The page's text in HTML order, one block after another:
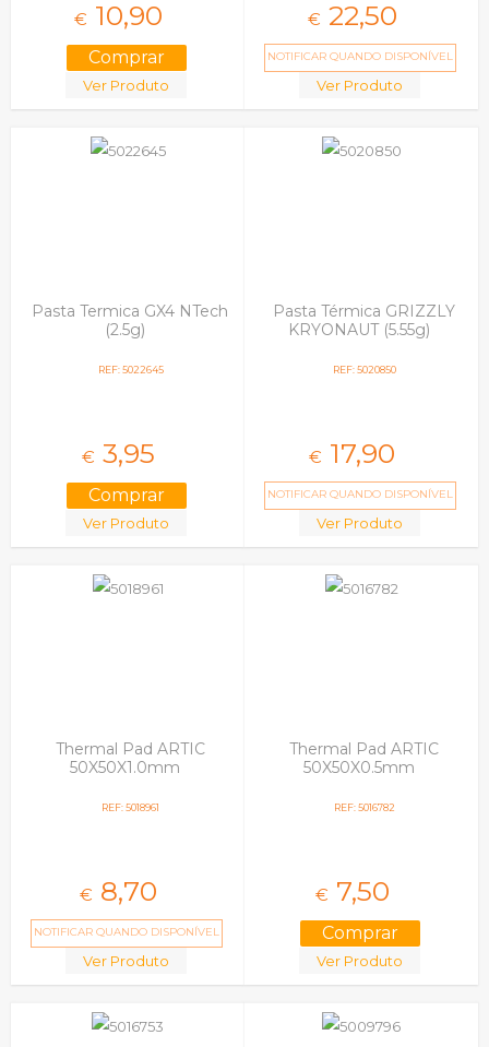
€ 10,90
Ver Produto
€ 22,50
NOTIFICAR QUANDO DISPONÍVEL
Ver Produto
Pasta Termica GX4 NTech
(2.5g)
REF: 5022645
€ 3,95
Ver Produto
Pasta Térmica GRIZZLY
KRYONAUT (5.55g)
REF: 5020850
€ 17,90
NOTIFICAR QUANDO DISPONÍVEL
Ver Produto
Thermal Pad ARTIC
50X50X1.0mm
REF: 5018961
€ 8,70
NOTIFICAR QUANDO DISPONÍVEL
Ver Produto
Thermal Pad ARTIC
50X50X0.5mm
REF: 5016782
€ 7,50
Ver Produto